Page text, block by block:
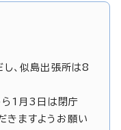
、似島出張所は8
ら1月3日は閉庁
きますようお願い